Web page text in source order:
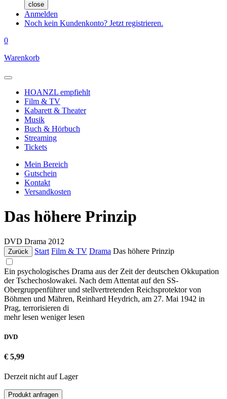
close
Anmelden
Noch kein Kundenkonto? Jetzt registrieren.
0
Warenkorb
HOANZL empfiehlt
Film & TV
Kabarett & Theater
Musik
Buch & Hörbuch
Streaming
Tickets
Mein Bereich
Gutschein
Kontakt
Versandkosten
Das höhere Prinzip
DVD Drama 2012
Zurück Start Film & TV Drama Das höhere Prinzip
Ein psychologisches Drama aus der Zeit der deutschen Okkupation
der Tschechoslowakei. Nach dem Attentat auf den SS-
Obergruppenführer und stellvertretenden Reichsprotektor von
Böhmen und Mähren, Reinhard Heydrich, am 27. Mai 1942 in
Prag, terrorisieren di
mehr lesen weniger lesen
DVD
€ 5,99
Derzeit nicht auf Lager
Produkt anfragen